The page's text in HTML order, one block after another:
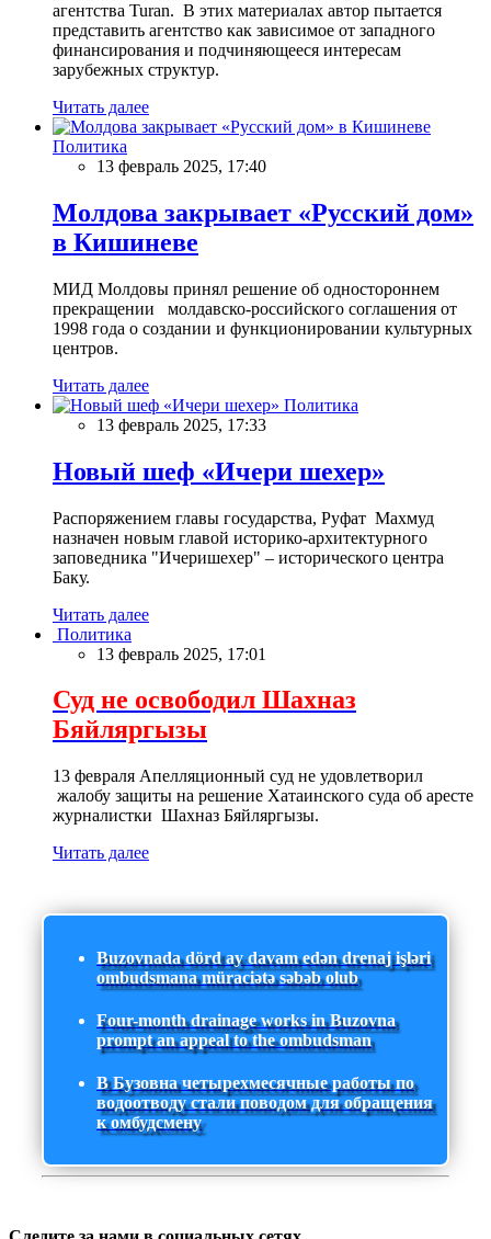
агентства Turan. В этих материалах автор пытается
представить агентство как зависимое от западного
финансирования и подчиняющееся интересам
зарубежных структур.
Читать далее
Политика
13 февраль 2025, 17:40
Молдова закрывает «Русский дом»
в Кишиневе
МИД Молдовы принял решение об одностороннем
прекращении молдавско-российского соглашения от
1998 года о создании и функционировании культурных
центров.
Читать далее
Политика
13 февраль 2025, 17:33
Новый шеф «Ичери шехер»
Распоряжением главы государства, Руфат Махмуд
назначен новым главой историко-архитектурного
заповедника "Ичеришехер" – исторического центра
Баку.
Читать далее
Политика
13 февраль 2025, 17:01
Суд не освободил Шахназ
Бяйляргызы
13 февраля Апелляционный суд не удовлетворил
жалобу защиты на решение Хатаинского суда об аресте
журналистки Шахназ Бяйляргызы.
Читать далее
Buzovnada dörd ay davam edən drenaj işləri
ombudsmana müraciətə səbəb olub
Four-month drainage works in Buzovna
prompt an appeal to the ombudsman
В Бузовна четырехмесячные работы по
водоотводу стали поводом для обращения
к омбудсмену